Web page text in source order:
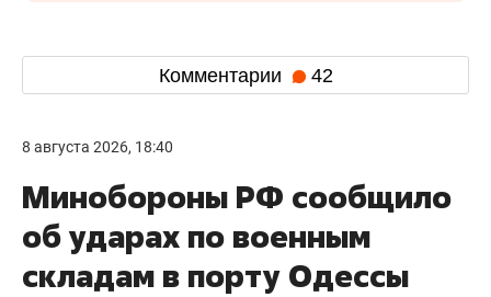
Комментарии 42
8 августа 2026, 18:40
Минобороны РФ сообщило
об ударах по военным
складам в порту Одессы